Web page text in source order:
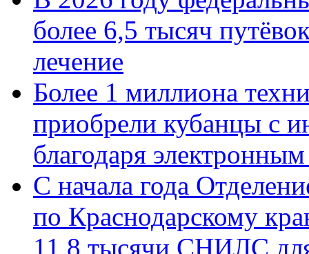
более 6,5 тысяч
лечение
Более 1 миллиона
приобрели кубанцы с
благодаря
С начала года
по Краснодарскому
11,8 тысячи СНИЛС